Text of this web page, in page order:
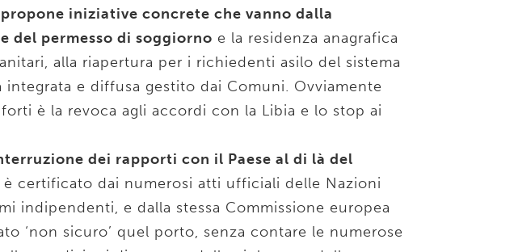
iniziative concrete che vanno dalla
del permesso di soggiorno e la residenza anagrafica
alla riapertura per i richiedenti asilo del sistema
integrata e diffusa gestito dai Comuni. Ovviamente
è la revoca agli accordi con la Libia e lo stop ai
dei rapporti con il Paese al di là del
è certificato dai numerosi atti ufficiali delle Nazioni
indipendenti, e dalla stessa Commissione europea
‘non sicuro’ quel porto, senza contare le numerose